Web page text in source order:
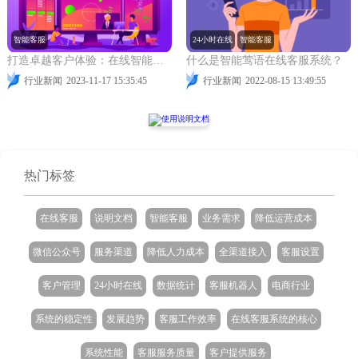
打造卓越客户体验：在线智能客服系统的实用指南
行业新闻 2023-11-17 15:35:45
智能客服
什么是智能莺语在线客服系统？
行业新闻 2022-08-15 13:49:55
24小时在线 智能客服
热门标签
在线客服 说明文档 智能客服 业务需求 降低运营成本
微信公众号 服务渠道 降低人力成本 全渠道接入 客服设置
客户管理 24小时在线 数据统计 客服机器人 电商行业
系统的稳定性 发展趋势 客服工作效率 在线客服系统的核心
系统性能 客服服务质量 客户提供服务